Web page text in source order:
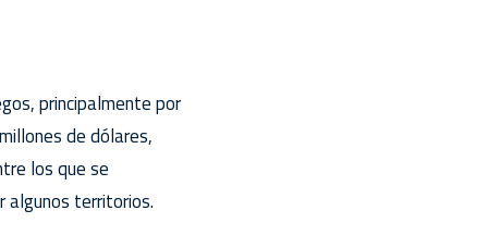
principalmente por
de dólares,
los que se
algunos territorios.